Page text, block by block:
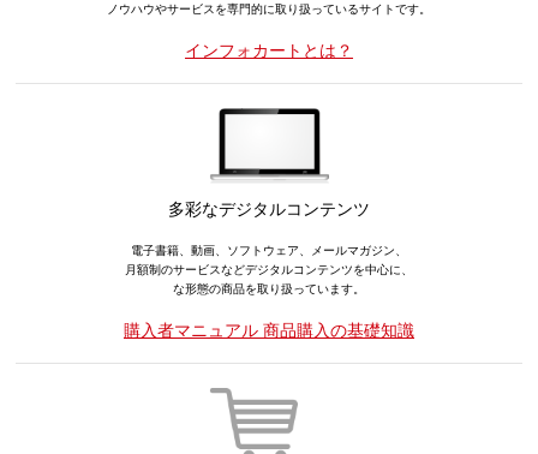
ノウハウやサービスを専門的に取り扱っているサイトです。
インフォカートとは？
多彩なデジタルコンテンツ
電子書籍、動画、ソフトウェア、メールマガジン、
月額制のサービスなどデジタルコンテンツを中心に、
な形態の商品を取り扱っています。
購入者マニュアル 商品購入の基礎知識